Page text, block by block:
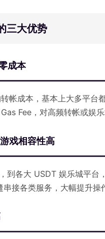
三大优势
成本
帐成本，基本上大多平台
Fee，对高频转帐或娱乐
戏相容性高
到各大 USDT 娱乐城平
接各类服务，大幅提升操